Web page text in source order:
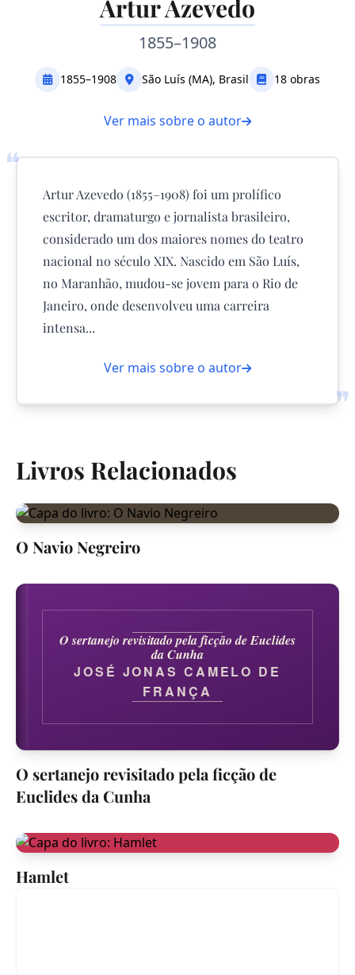
Artur Azevedo
1855–1908
1855–1908 São Luís (MA), Brasil 18 obras
Ver mais sobre o autor
❝
❞
Artur Azevedo (1855–1908) foi um prolífico
escritor, dramaturgo e jornalista brasileiro,
considerado um dos maiores nomes do teatro
nacional no século XIX. Nascido em São Luís,
no Maranhão, mudou-se jovem para o Rio de
Janeiro, onde desenvolveu uma carreira
intensa...
Ver mais sobre o autor
Livros Relacionados
O Navio Negreiro
O sertanejo revisitado pela ficção de Euclides
da Cunha
JOSÉ JONAS CAMELO DE
FRANÇA
O sertanejo revisitado pela ficção de
Euclides da Cunha
Hamlet